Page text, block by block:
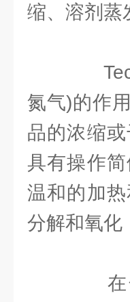
缩、溶剂蒸
氮气)的作
品的浓缩
具有操作
温和的加
分解和氧化
在化